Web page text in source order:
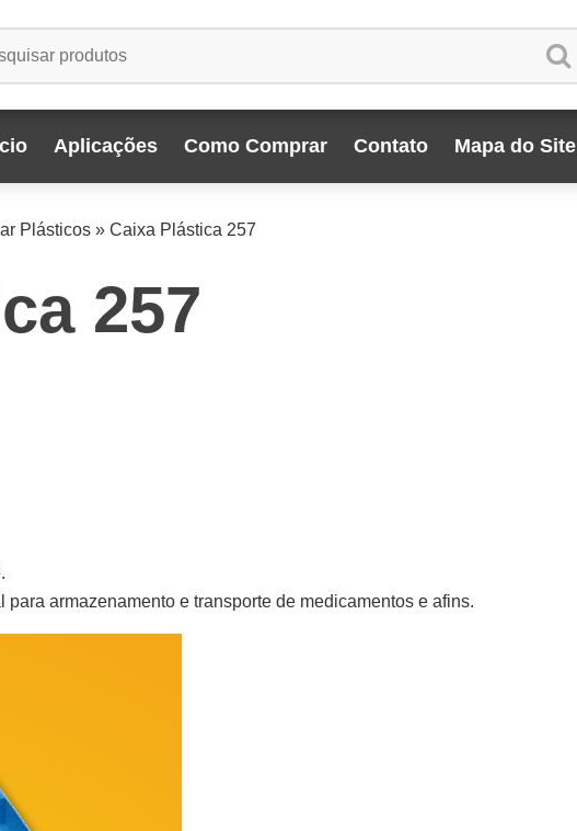
Aplicações Como Comprar Contato Mapa do Site
Plásticos » Caixa Plástica 257
257
armazenamento e transporte de medicamentos e afins.